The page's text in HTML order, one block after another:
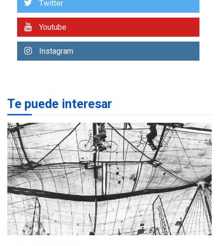
7
2
Margarita será sede de
para aprender a atender
adultos mayores
3
REGIONALES ÚLTIMA HORA
Mariño fortalece capacidad
operativa con flota
vehicular de 60 unidades
adquiridas en un año de
gestión
REGIONALES ÚLTIMA HORA
Twitter
Youtube
Instagram
Te puede interesar